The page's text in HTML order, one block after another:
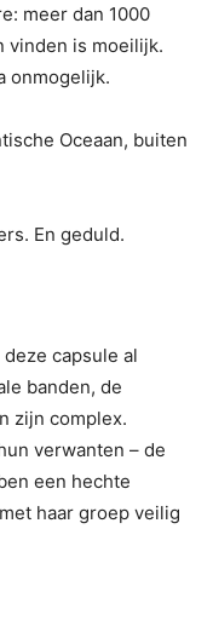
meer dan 1000
vinden is moeilijk.
onmogelijk.
Oceaan, buiten
En geduld.
capsule al
banden, de
zijn complex.
verwanten – de
een hechte
haar groep veilig